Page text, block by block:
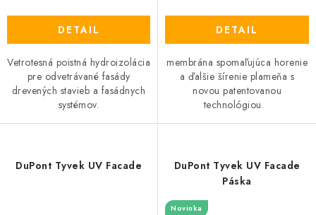
DETAIL
Vetrotesná poistná hydroizolácia
pre odvetrávané fasády
drevených stavieb a fasádnych
systémov.
DETAIL
membrána spomaľujúca horenie
a ďalšie šírenie plameňa s
novou patentovanou
technológiou.
DuPont Tyvek UV Facade
DuPont Tyvek UV Facade
Páska
Novinka